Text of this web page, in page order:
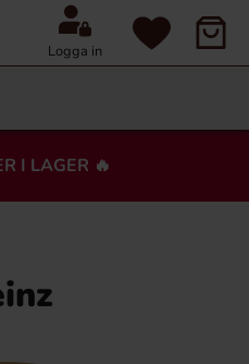
Logga in
I LAGER 🔥